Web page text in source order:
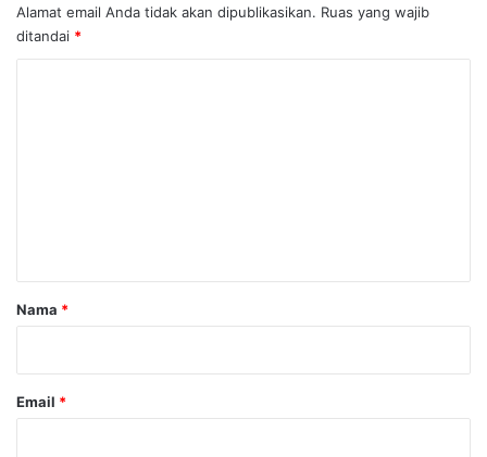
Alamat email Anda tidak akan dipublikasikan. Ruas yang wajib
ditandai *
r
Nama *
Email *